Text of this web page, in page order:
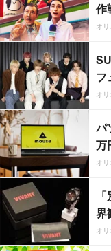
作
オ
フ
オ
パ
万
オ
界
オ